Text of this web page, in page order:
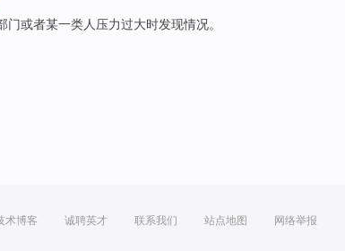
门或者某一类人压力过大时发现情况。
术博客 诚聘英才 联系我们 站点地图 网络举报